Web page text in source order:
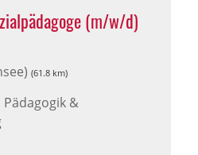
(m/w/d)
(61.8 km)
Pädagogik &